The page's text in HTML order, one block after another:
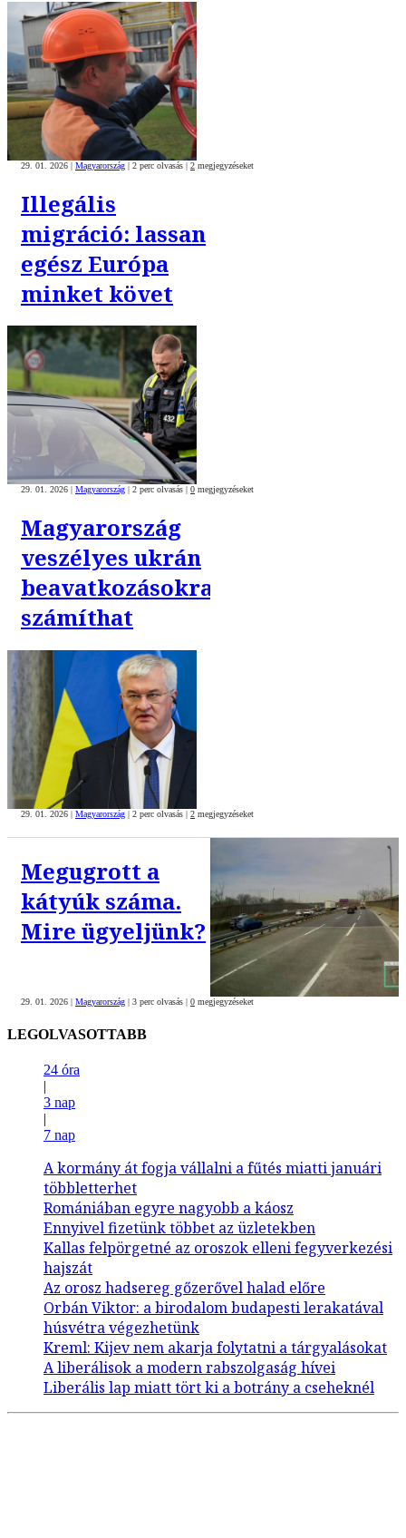
29. 01. 2026 | Magyarország | 2 perc olvasás | 2 megjegyzéseket
Illegális
migráció: lassan
egész Európa
minket követ
29. 01. 2026 Magyarország 2 perc olvasás 0 megjegyzéseket
Magyarország
veszélyes ukrán
beavatkozásokra
számíthat
29. 01. 2026 | Magyarország | 2 perc olvasás | 2 megjegyzéseket
Megugrott a
kátyúk száma.
Mire ügyeljünk?
29. 01. 2026 | Magyarország | 3 perc olvasás | 0 megjegyzéseket
LEGOLVASOTTABB
24 óra
|
3 nap
|
7 nap